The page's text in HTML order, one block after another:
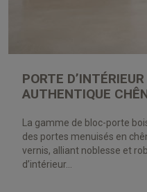
PORTE
AUTHENTIQUE
La gamme de bloc-porte
des portes menuisés en
vernis, alliant noblesse et
d’intérieur...